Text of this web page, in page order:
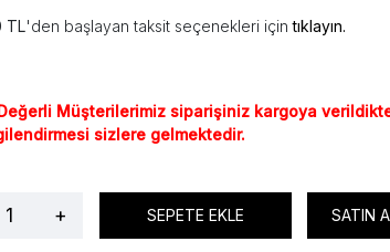
TL'den başlayan taksit seçenekleri içintıklayın.
Müşterilerimiz siparişiniz kargoya
sizlere gelmektedir.
+ SEPETE EKLE SATIN